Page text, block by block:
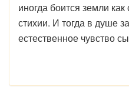
иногда боится земли
стихии. И тогда в душе
естественное чувство